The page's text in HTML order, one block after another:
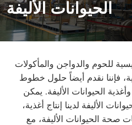
الحيوانات الأليفة
للحوم والدواجن والمأكولات
فإننا نقدم أيضاً حلول خطوط
وأغذية الحيوانات الأليفة. يمكن
الأليفة لدينا إنتاج أغذية،
صحة الحيوانات الأليفة، مع